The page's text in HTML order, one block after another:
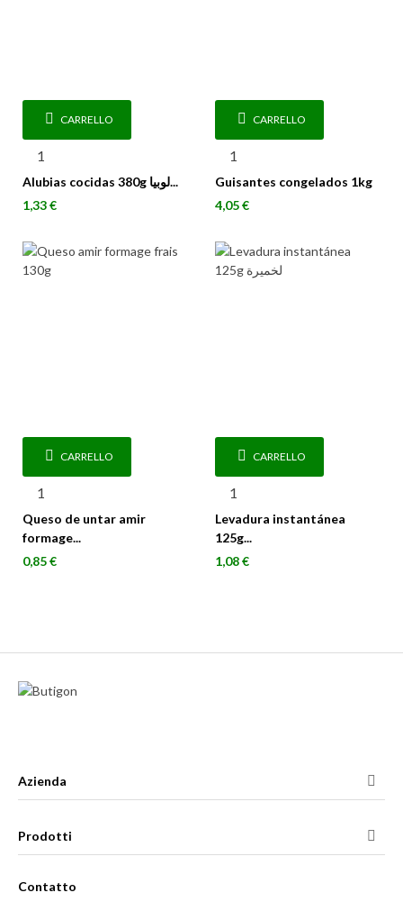
CARRELLO
Alubias cocidas 380g لوبيا...
Prezzo
1,33 €
CARRELLO
Guisantes congelados 1kg
Prezzo
4,05 €
CARRELLO
Queso de untar amir
formage...
Prezzo
0,85 €
CARRELLO
Levadura instantánea
125g...
Prezzo
1,08 €
Azienda
Prodotti
Contatto